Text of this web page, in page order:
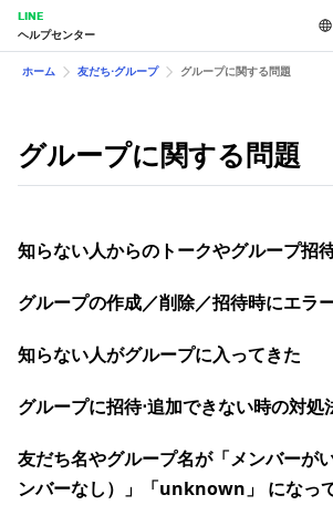
LINE
ヘルプセンター
ホーム 友だち⋅グループ グループに関する問題
グループに関する問題
知らない人からのトークやグループ招
グループの作成／削除／招待時にエラ
知らない人がグループに入ってきた
グループに招待⋅追加できない時の対処
友だち名やグループ名が「メンバーが
ンバーなし）」「unknown」 になっ